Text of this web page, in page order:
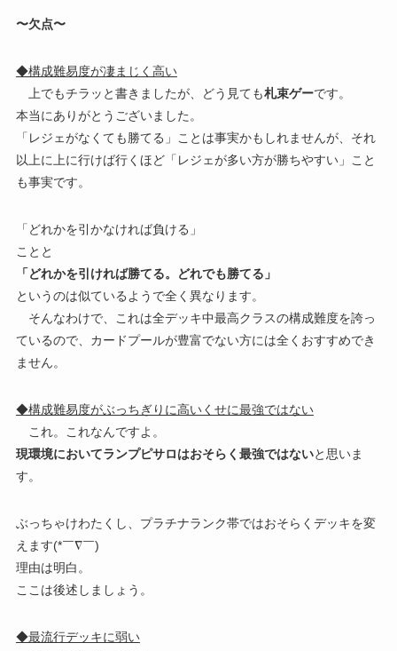
〜欠点〜
◆構成難易度が凄まじく高い
上でもチラッと書きましたが、どう見ても札束ゲーです。
本当にありがとうございました。
「レジェがなくても勝てる」ことは事実かもしれませんが、それ
以上に上に行けば行くほど「レジェが多い方が勝ちやすい」こと
も事実です。
「どれかを引かなければ負ける」
ことと
「どれかを引ければ勝てる。どれでも勝てる」
というのは似ているようで全く異なります。
そんなわけで、これは全デッキ中最高クラスの構成難度を誇っ
ているので、カードプールが豊富でない方には全くおすすめでき
ません。
◆構成難易度がぶっちぎりに高いくせに最強ではない
これ。これなんですよ。
現環境においてランプピサロはおそらく最強ではないと思いま
す。
ぶっちゃけわたくし、プラチナランク帯ではおそらくデッキを変
えます(*￣∇￣)
理由は明白。
ここは後述しましょう。
◆最流行デッキに弱い